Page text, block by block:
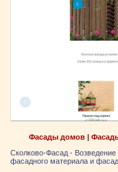
Фасады домов |
Сколково-Фасад -
фасадного материала и